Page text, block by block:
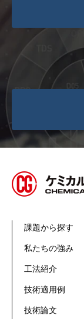
課題から探す
私たちの強み
工法紹介
技術適用例
技術論文